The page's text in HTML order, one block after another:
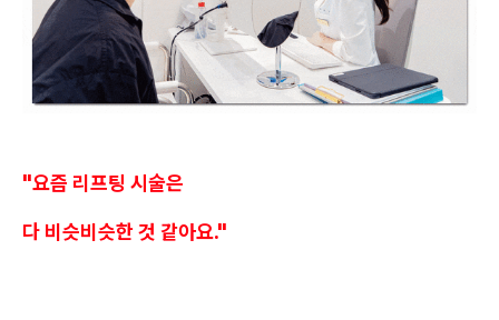
"요즘 리프팅 시술은
다 비슷비슷한 것 같아요."